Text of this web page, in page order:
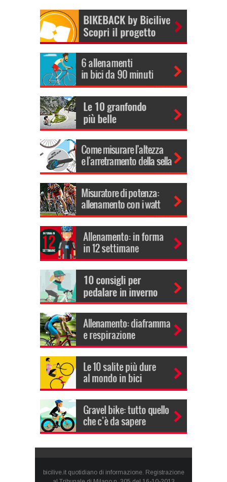
bicilive.it quotidiano di informazione. Registrazione